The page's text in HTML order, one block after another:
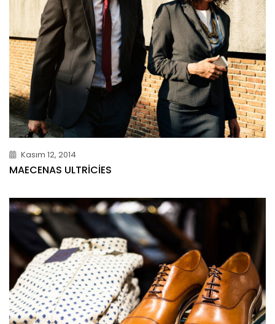
Kasım 12, 2014
MAECENAS ULTRICIES